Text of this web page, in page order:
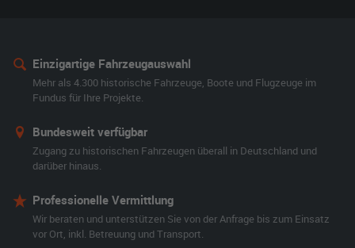
Einzigartige Fahrzeugauswahl
Mehr als 4.300 historische Fahrzeuge, Boote und Flugzeuge im
Fundus für Ihre Projekte.
Bundesweit verfügbar
Zugang zu historischen Fahrzeugen überall in Deutschland und
darüber hinaus.
Professionelle Vermittlung
Wir beraten und unterstützen Sie von der Anfrage bis zum Einsatz
vor Ort, inkl. Betreuung und Transport.